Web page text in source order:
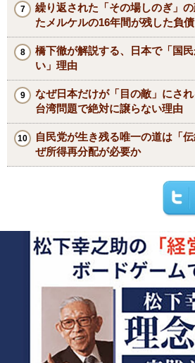
繰り返された「その場しのぎ」
たメルケルの16年間が残した負債
橋下徹が解説する、日本で「国
い」理由
なぜ日本だけが「目の敵」にさ
台湾問題で絶対に譲らない理由
自民党が生き残る唯一の道は「
ぜ所得再分配が必要か